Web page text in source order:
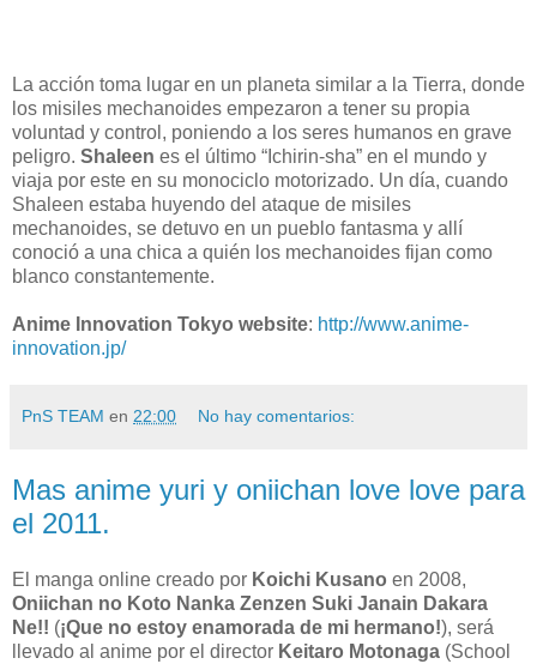
La acción toma lugar en un planeta similar a la Tierra, donde
los misiles mechanoides empezaron a tener su propia
voluntad y control, poniendo a los seres humanos en grave
peligro. Shaleen es el último “Ichirin-sha” en el mundo y
viaja por este en su monociclo motorizado. Un día, cuando
Shaleen estaba huyendo del ataque de misiles
mechanoides, se detuvo en un pueblo fantasma y allí
conoció a una chica a quién los mechanoides fijan como
blanco constantemente.
Anime Innovation Tokyo website: http://www.anime-
innovation.jp/
PnS TEAM en 22:00 No hay comentarios:
Mas anime yuri y oniichan love love para
el 2011.
El manga online creado por Koichi Kusano en 2008,
Oniichan no Koto Nanka Zenzen Suki Janain Dakara
Ne!! (¡Que no estoy enamorada de mi hermano!), será
llevado al anime por el director Keitaro Motonaga (School